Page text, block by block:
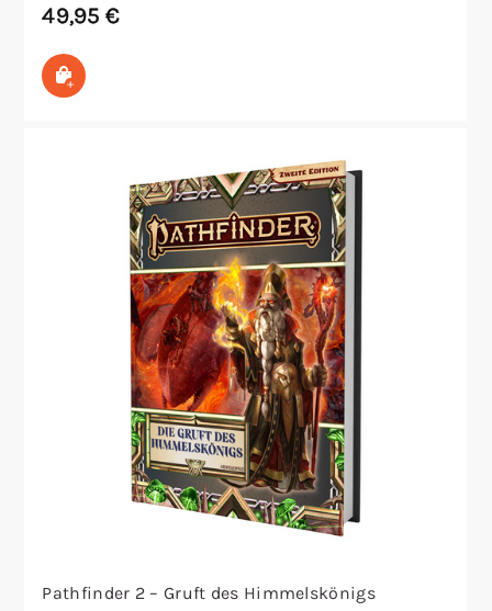
49,95€
In den Warenkorb
Pathfinder 2 – Gruft des Himmelskönigs